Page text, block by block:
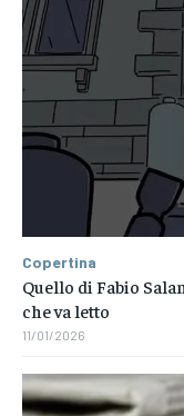
Copertina
Quello di Fabio
che va letto
11/01/2026